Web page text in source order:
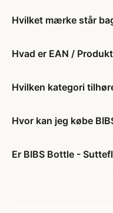
Hvilket mærke står
Hvad er EAN /
Hvilken kategori
Hvor kan jeg købe
Er BIBS Bottle -